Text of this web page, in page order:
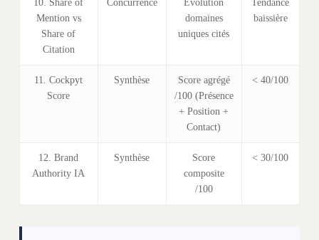
10. Share of
Mention vs
Share of
Citation
Concurrence
Évolution
domaines
uniques cités
Tendance
baissière
11. Cockpyt
Score
Synthèse
Score agrégé
/100 (Présence
+ Position +
Contact)
< 40/100
12. Brand
Authority IA
Synthèse
Score
composite
/100
< 30/100